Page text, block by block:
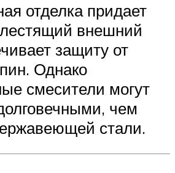
отделка придает
внешний
защиту от
Однако
смесители могут
чем
стали.